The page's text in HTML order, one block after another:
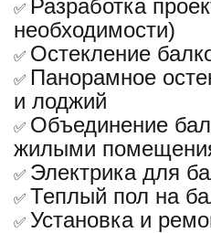
✅ Разработка
необходимости)
✅ Остекление
✅ Панорамное
и лоджий
✅ Объединение
жилыми
✅ Электрика для
✅ Теплый пол на
✅ Установка и